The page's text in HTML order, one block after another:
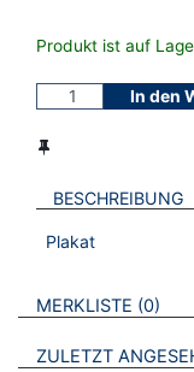
Produkt ist auf
In den
BESCHREIBUNG
Plakat
VERWEISE AUF
MERKLISTE 0
ZULETZT